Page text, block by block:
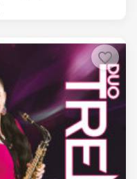
favorite_border